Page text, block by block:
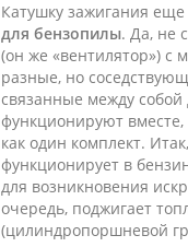
Катушку зажигания
для бензопилы. Да, не
(он же «вентилятор») с
разные, но
связанные между
функционируют
как один комплект.
функционирует в
для возникновения
очередь, поджигает
(цилиндропоршневой